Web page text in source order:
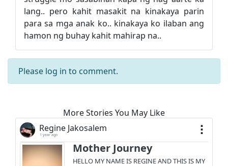
lang.. pero kahit masakit na kinakaya parin
para sa mga anak ko.. kinakaya ko ilaban ang
hamon ng buhay kahit mahirap na..
Please log in to comment.
More Stories You May Like
Regine Jakosalem
1 year ago
Mother Journey
HELLO MY NAME IS REGINE AND THIS IS MY